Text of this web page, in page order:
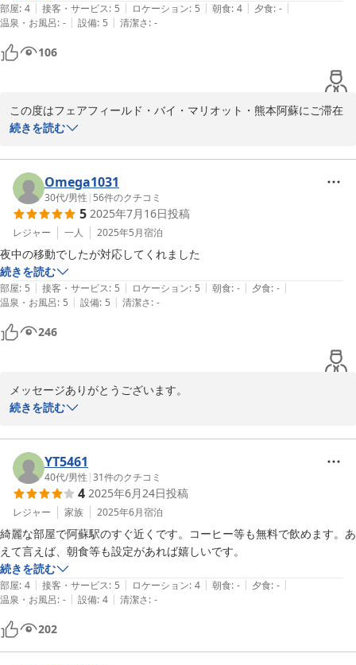
との融合を狙った新しいタイプのホテルでした。その割には価格が高目
に感じましたが、連休中を考えればやむ無しと思いました。スタッフの
ご対応も気持ちよく、満足した宿泊でした。
部屋: 4 | 接客・サービス: 5 | ロケーション: 5 | 朝食: 4 | 夕食: - |
温泉・お風呂: - | 設備: 5 | 清潔さ: -
106
この度はフェアフィールド・バイ・マリオット・熊本阿蘇にご滞在
を頂きまして誠にありがとうございました。
頂戴致しました内容に付きましては、関係各位の間で検証・共有を
させて頂き、今後のより良いご滞在体験を実現する為の参考として
活用をさせて頂きます。
オートポリスの花火、阿蘇からも少しだけ見えました。よいご旅行
になられたかと存じます。
ホテルが立地しております阿蘇周辺は、阿蘇山、大観峰などの観光
名所以外にも
未知の魅力に溢れた素晴らしい地域や見どころがまだまだございま
す。
近い将来、再び当地にお立ちより頂き、心に残る更に深化したご滞
在体験を頂けます様
従業員一同、より一層尽力をして参ります。
この度は誠にありがとうございました。
フェアフィールド・バイ・マリオット・熊本阿蘇
フロント  蔵原
2024-05-07
続きを読む
Omega1031
30代/男性 | 56件のクチコミ
5 2025年7月16日投稿
レジャー 一人 2025年5月宿泊
夜中の移動でしたが対応してくれました
続きを読む
部屋: 5 | 接客・サービス: 5 | ロケーション: 5 | 朝食: - | 夕食: - |
温泉・お風呂: 5 | 設備: 5 | 清潔さ: -
246
メッセージありがとうございます。
とうございました。
阿蘇のご滞在はいかがでしたでしょうか。
阿蘇の魅力を感じていただけていたら幸いでございます。
四季折々の風情を楽しめる阿蘇へまたお越しくださいませ。
スタッフ一同こころよりお待ちもうしあげます。
2025-07-18
続きを読む
YT5461
40代/男性 |31件のクチコミ
4 2025年6月24日投稿
レジャー 家族 2025年6月宿泊
綺麗な部屋で阿蘇駅のすぐ近くです。コーヒー等も無料で飲めます。あ
えて言えば、朝食等も設定があれば嬉しいです。
続きを読む
部屋: 4 | 接客・サービス: 5 | ロケーション: 4 | 朝食: - | 夕食: - |
温泉・お風呂: - | 設備: 4 | 清潔さ: -
202